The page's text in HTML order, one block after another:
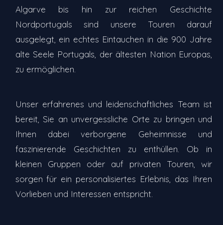
Algarve bis hin zur reichen Geschichte
Nordportugals sind unsere Touren darauf
ausgelegt, ein echtes Eintauchen in die 900 Jahre
alte Seele Portugals, der ältesten Nation Europas,
zu ermöglichen.
Unser erfahrenes und leidenschaftliches Team ist
bereit, Sie an unvergessliche Orte zu bringen und
Ihnen dabei verborgene Geheimnisse und
faszinierende Geschichten zu enthüllen. Ob in
kleinen Gruppen oder auf privaten Touren, wir
sorgen für ein personalisiertes Erlebnis, das Ihren
Vorlieben und Interessen entspricht.